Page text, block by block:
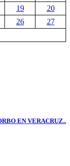
19
20
26
27
EN VERACRUZ..